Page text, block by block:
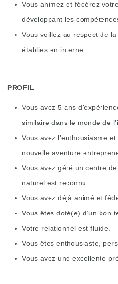
Vous animez et fédérez
développant les
Vous veillez au respect de
établies en interne.
PROFIL
Vous avez 5 ans
similaire dans le monde de
Vous avez l’enthousiasme
nouvelle aventure
Vous avez géré un centre
naturel est reconnu.
Vous avez déjà animé et
Vous êtes doté(e) d’un bon
Votre relationnel est fluide.
Vous êtes enthousiaste,
Vous avez une excellente